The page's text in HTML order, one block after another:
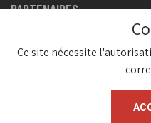
PARTENAIRES
Ce site nécessite